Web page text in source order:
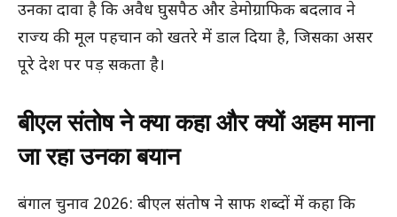
उनका दावा है कि अवैध घुसपैठ और डेमोग्राफिक बदलाव ने
राज्य की मूल पहचान को खतरे में डाल दिया है, जिसका असर
पूरे देश पर पड़ सकता है।
बीएल संतोष ने क्या कहा और क्यों अहम माना
जा रहा उनका बयान
बंगाल चुनाव 2026: बीएल संतोष ने साफ शब्दों में कहा कि